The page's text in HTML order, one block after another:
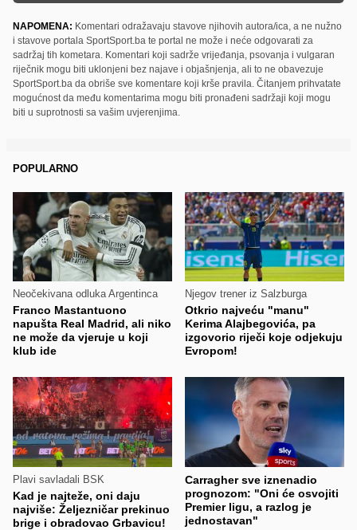
NAPOMENA: Komentari odražavaju stavove njihovih autora/ica, a ne nužno
i stavove portala SportSport.ba te portal ne može i neće odgovarati za
sadržaj tih kometara. Komentari koji sadrže vrijeđanja, psovanja i vulgaran
riječnik mogu biti uklonjeni bez najave i objašnjenja, ali to ne obavezuje
SportSport.ba da obriše sve komentare koji krše pravila. Čitanjem prihvatate
mogućnost da među komentarima mogu biti pronađeni sadržaji koji mogu
biti u suprotnosti sa vašim uvjerenjima.
POPULARNO
Neočekivana odluka Argentinca
Franco Mastantuono
napušta Real Madrid, ali niko
ne može da vjeruje u koji
klub ide
Njegov trener iz Salzburga
Otkrio najveću "manu"
Kerima Alajbegovića, pa
izgovorio riječi koje odjekuju
Evropom!
Plavi savladali BSK
Kad je najteže, oni daju
najviše: Željezničar prekinuo
brige i obradovao Grbavicu!
Carragher sve iznenadio
prognozom: "Oni će osvojiti
Premier ligu, a razlog je
jednostavan"